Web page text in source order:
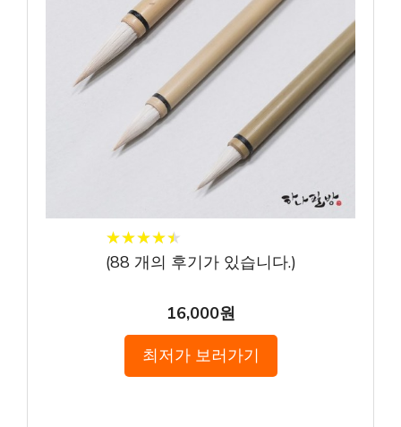
★★★★★
★★★★★
(88개의 후기가 있습니다.)
16,000원
최저가 보러가기